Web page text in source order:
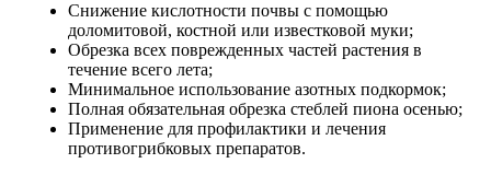
Снижение кислотности почвы с помощью
доломитовой, костной или известковой муки;
Обрезка всех поврежденных частей растения в
течение всего лета;
Минимальное использование азотных подкормок;
Полная обязательная обрезка стеблей пиона осенью;
Применение для профилактики и лечения
противогрибковых препаратов.